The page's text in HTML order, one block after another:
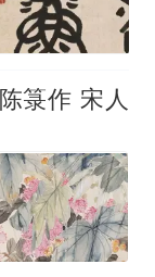
箓作 宋人